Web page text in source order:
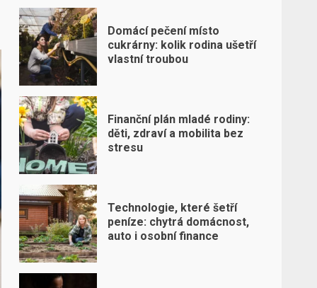
Domácí pečení místo
cukrárny: kolik rodina ušetří
vlastní troubou
Finanční plán mladé rodiny:
děti, zdraví a mobilita bez
stresu
Technologie, které šetří
peníze: chytrá domácnost,
auto i osobní finance